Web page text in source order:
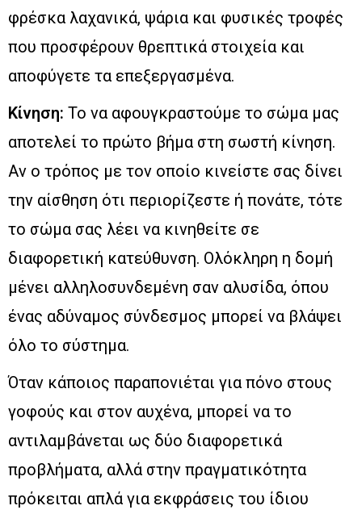
φρέσκα λαχανικά, ψάρια και φυσικές τροφές
που προσφέρουν θρεπτικά στοιχεία και
αποφύγετε τα επεξεργασμένα.
Κίνηση: Το να αφουγκραστούμε το σώμα μας
αποτελεί το πρώτο βήμα στη σωστή κίνηση.
Αν ο τρόπος με τον οποίο κινείστε σας δίνει
την αίσθηση ότι περιορίζεστε ή πονάτε, τότε
το σώμα σας λέει να κινηθείτε σε
διαφορετική κατεύθυνση. Ολόκληρη η δομή
μένει αλληλοσυνδεμένη σαν αλυσίδα, όπου
ένας αδύναμος σύνδεσμος μπορεί να βλάψει
όλο το σύστημα.
Όταν κάποιος παραπονιέται για πόνο στους
γοφούς και στον αυχένα, μπορεί να το
αντιλαμβάνεται ως δύο διαφορετικά
προβλήματα, αλλά στην πραγματικότητα
πρόκειται απλά για εκφράσεις του ίδιου